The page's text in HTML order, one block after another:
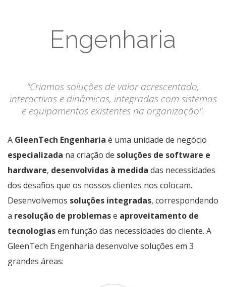
Engenharia
"Criamos soluções de valor acrescentado,
interactivas e dinâmicas, integradas com sistemas
e equipamentos existentes na organização".
A GleenTech Engenharia é uma unidade de negócio
especializada na criação de soluções de software e
hardware, desenvolvidas à medida das necessidades
dos desafios que os nossos clientes nos colocam.
Desenvolvemos soluções integradas, correspondendo
a resolução de problemase aproveitamento de
tecnologiasem função das necessidades do cliente. A
GleenTech Engenharia desenvolve soluções em 3
grandes áreas: